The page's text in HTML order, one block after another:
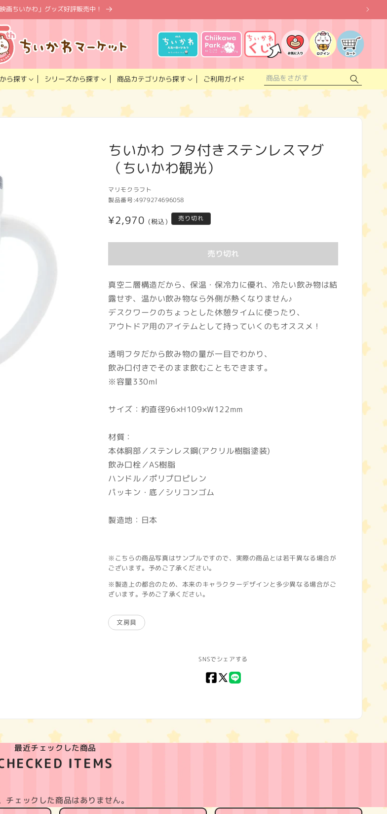
映画ちいかわ」グッズ好評販売中！
から探す シリーズから探す 商品カテゴリから探す ご利用ガイド
入
り
ス
ト
グ
イ
カ
ー
ト
ちいかわ フタ付きステンレスマグ
（ちいかわ観光）
マリモクラフト
製品番号:4979274696058
通
格
¥2,970 (税込) 売り切れ
売り切れ
真空二層構造だから、保温・保冷力に優れ、冷たい飲み物は結
露せず、温かい飲み物なら外側が熱くなりません♪
デスクワークのちょっとした休憩タイムに使ったり、
アウトドア用のアイテムとして持っていくのもオススメ！
透明フタだから飲み物の量が一目でわかり、
飲み口付きでそのまま飲むこともできます。
※容量330ml
サイズ：約直径96×H109×W122mm
材質：
本体胴部／ステンレス鋼(アクリル樹脂塗装)
飲み口栓／AS樹脂
ハンドル／ポリプロピレン
パッキン・底／シリコンゴム
製造地：日本
※こちらの商品写真はサンプルですので、実際の商品とは若干異なる場合が
ございます。予めご了承ください。
※製造上の都合のため、本来のキャラクターデザインと多少異なる場合がご
ざいます。予めご了承ください。
文房具
SNSでシェアする
Facebook
X
最近チェックした商品
ITEMS
チェックした商品はありません。